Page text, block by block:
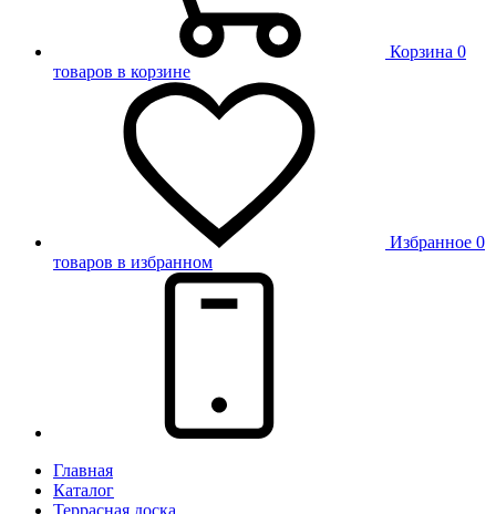
Корзина 0
товаров в корзине
Избранное 0
товаров в избранном
Главная
Каталог
Террасная доска